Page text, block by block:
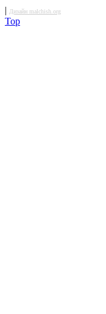
| Дизайн malchish.org
Top